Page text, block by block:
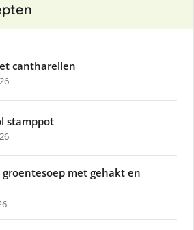
cantharellen
stamppot
groentesoep met gehakt en